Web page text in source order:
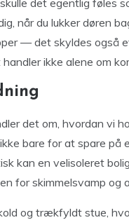
det egentlig føles
når du lukker døren
— det skyldes også
ikke alene om
det om, hvordan vi
bare for at spare på
kan en velisoleret
for skimmelsvamp og
og trækfyldt stue,